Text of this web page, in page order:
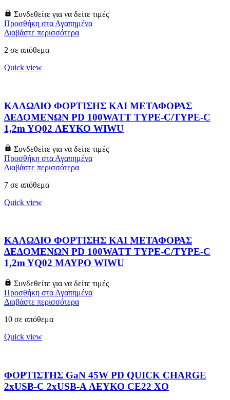
Συνδεθείτε για να δείτε τιμές
Προσθήκη στα Αγαπημένα
Διαβάστε περισσότερα
2 σε απόθεμα
Quick view
ΚΑΛΩΔΙΟ ΦΟΡΤΙΣΗΣ ΚΑΙ ΜΕΤΑΦΟΡΑΣ
ΔΕΔΟΜΕΝΩΝ PD 100WATT TYPE-C/TYPE-C
1,2m YQ02 ΛΕΥΚΟ WIWU
Συνδεθείτε για να δείτε τιμές
Προσθήκη στα Αγαπημένα
Διαβάστε περισσότερα
7 σε απόθεμα
Quick view
ΚΑΛΩΔΙΟ ΦΟΡΤΙΣΗΣ ΚΑΙ ΜΕΤΑΦΟΡΑΣ
ΔΕΔΟΜΕΝΩΝ PD 100WATT TYPE-C/TYPE-C
1,2m YQ02 ΜΑΥΡΟ WIWU
Συνδεθείτε για να δείτε τιμές
Προσθήκη στα Αγαπημένα
Διαβάστε περισσότερα
10 σε απόθεμα
Quick view
ΦΟΡΤΙΣΤΗΣ GaN 45W PD QUICK CHARGE
2xUSB-C 2xUSB-A ΛΕΥΚΟ CE22 XO